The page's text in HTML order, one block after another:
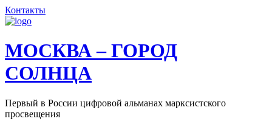
Контакты
МОСКВА – ГОРОД
СОЛНЦА
Первый в России цифровой альманах марксистского
просвещения